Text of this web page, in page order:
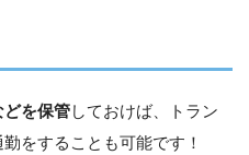
どを保管しておけば、トラン
をすることも可能です！